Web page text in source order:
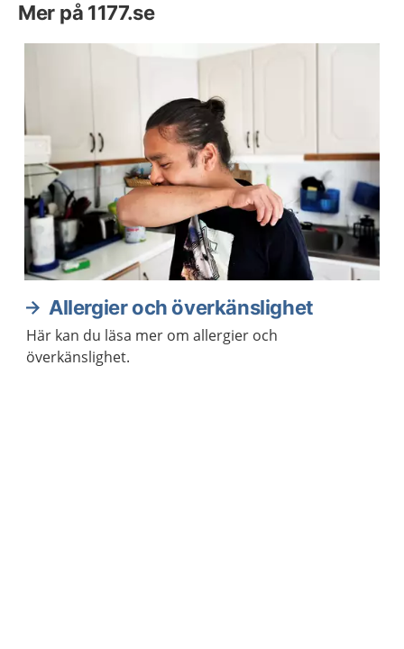
Mer på 1177.se
Allergier och överkänslighet
Här kan du läsa mer om allergier och
överkänslighet.